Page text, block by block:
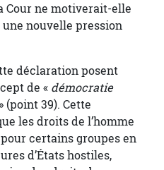
Cour ne motiverait-elle
une nouvelle pression
déclaration posent
de « démocratie
(point 39). Cette
les droits de l’homme
certains groupes en
d’États hostiles,